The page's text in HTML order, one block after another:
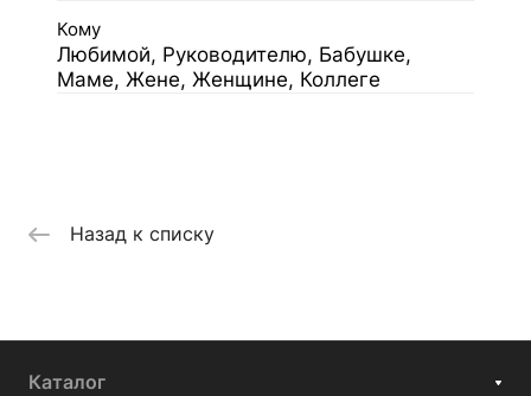
Кому
Любимой, Руководителю, Бабушке,
Маме, Жене, Женщине, Коллеге
Назад к списку
Каталог